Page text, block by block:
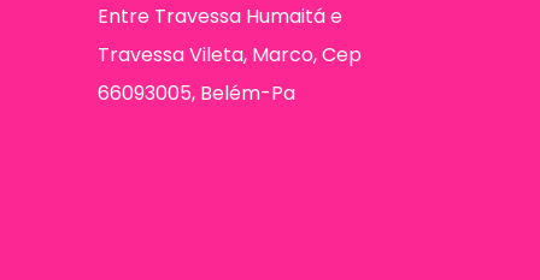
Entre Travessa Humaitá e
Travessa Vileta, Marco, Cep
66093005, Belém-Pa